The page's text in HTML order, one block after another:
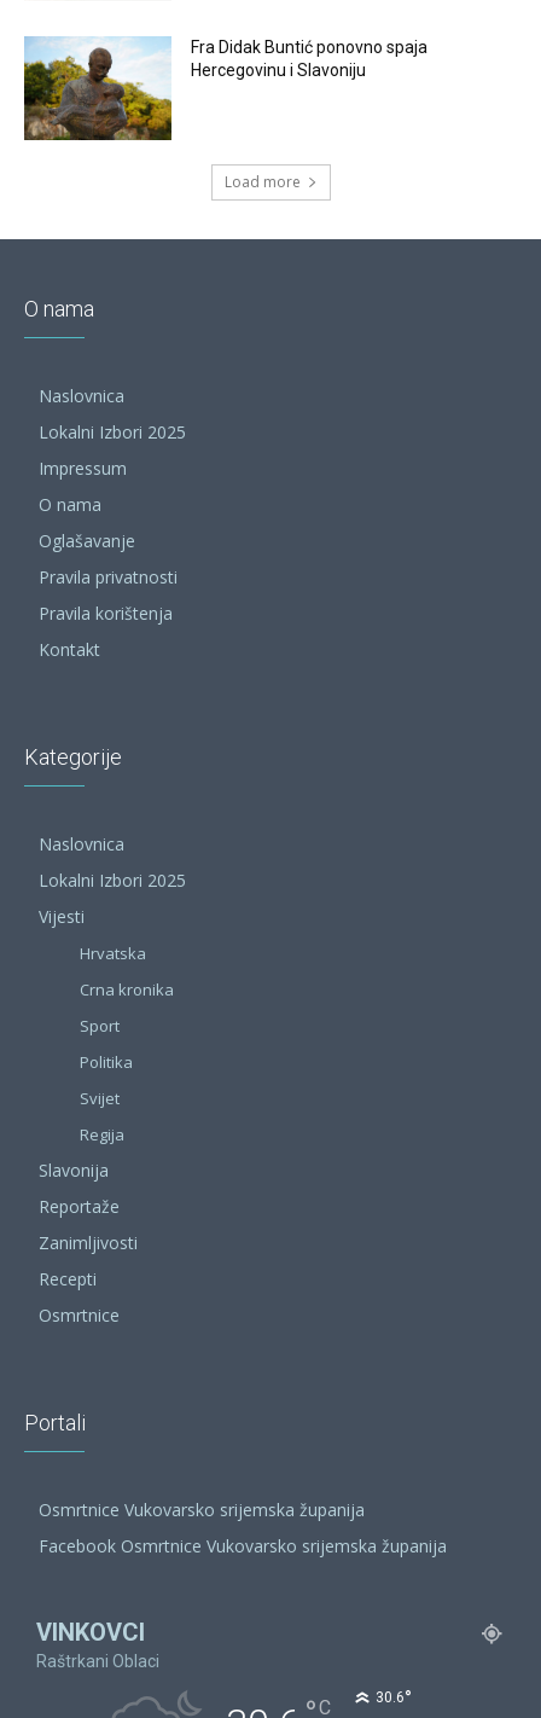
Fra Didak Buntić ponovno spaja
Hercegovinu i Slavoniju
Load more
O nama
Naslovnica
Lokalni Izbori 2025
Impressum
O nama
Oglašavanje
Pravila privatnosti
Pravila korištenja
Kontakt
Kategorije
Naslovnica
Lokalni Izbori 2025
Vijesti
Hrvatska
Crna kronika
Sport
Politika
Svijet
Regija
Slavonija
Reportaže
Zanimljivosti
Recepti
Osmrtnice
Portali
Osmrtnice Vukovarsko srijemska županija
Facebook Osmrtnice Vukovarsko srijemska županija
VINKOVCI
Raštrkani Oblaci
C 30.6°